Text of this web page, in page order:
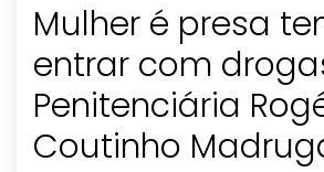
Mulher é presa
entrar com
Penitenciária
Coutinho